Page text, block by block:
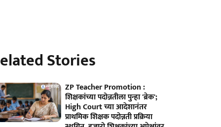
Stories
ZP Teacher Promotion :
शिक्षकांच्या पदोन्नतीला पुन्हा 'ब्रेक';
High Court च्या आदेशानंतर
प्राथमिक शिक्षक पदोन्नती प्रक्रिया